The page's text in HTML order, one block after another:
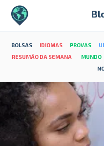
BOLSAS IDIOMAS PROVAS
RESUMÃO DA SEMANA
MUNDO